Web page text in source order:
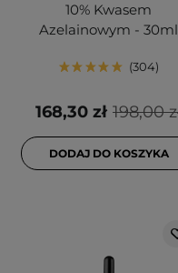
10% Kwasem
Azelainowym - 30ml
304
198,00
168,30 zł
DODAJ DO KOSZYKA